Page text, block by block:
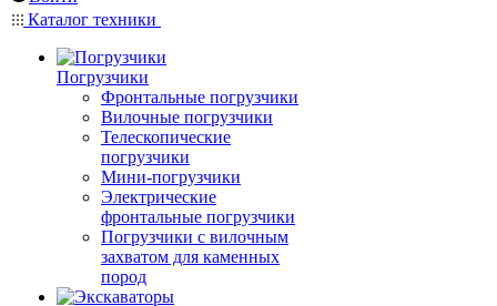
Каталог техники
Погрузчики
Фронтальные погрузчики
Вилочные погрузчики
Телескопические
погрузчики
Мини-погрузчики
Электрические
фронтальные погрузчики
Погрузчики с вилочным
захватом для каменных
пород